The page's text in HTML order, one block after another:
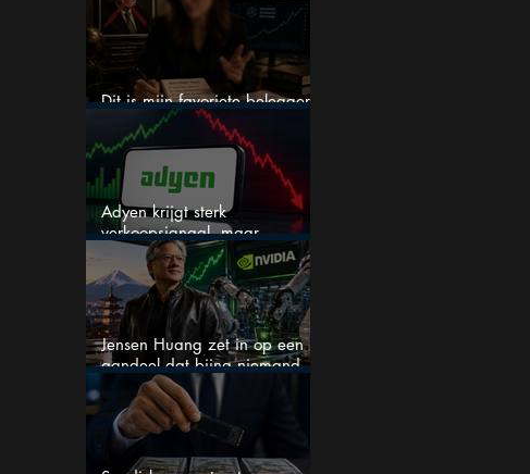
Dit is mijn favoriete belegger…
en het is niet Warren Buffett
Adyen krijgt sterk
verkoopsignaal, maar
analisten zien juist een
koopkans
Jensen Huang zet in op een
aandeel dat bijna niemand